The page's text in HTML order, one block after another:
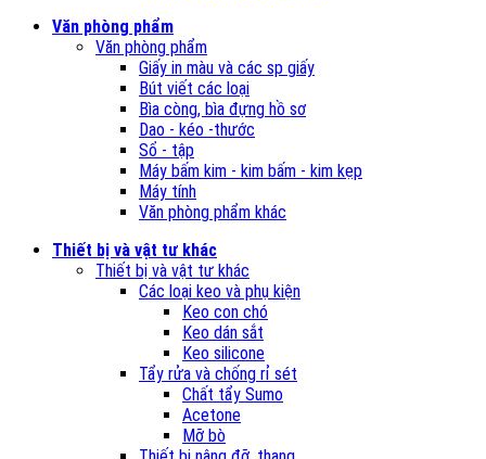
Văn phòng phẩm
Văn phòng phẩm
Giấy in màu và các sp giấy
Bút viết các loại
Bìa còng, bìa đựng hồ sơ
Dao - kéo -thước
Sổ - tập
Máy bấm kim - kim bấm - kim kẹp
Máy tính
Văn phòng phẩm khác
Thiết bị và vật tư khác
Thiết bị và vật tư khác
Các loại keo và phụ kiện
Keo con chó
Keo dán sắt
Keo silicone
Tẩy rửa và chống rỉ sét
Chất tẩy Sumo
Acetone
Mỡ bò